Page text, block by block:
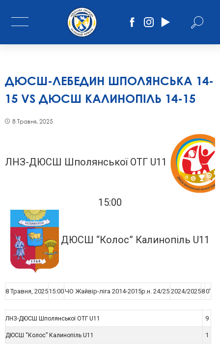
ДЮСШ-ЛЕБЕДИН ШПОЛЯНСЬКА 14-
15 VS ДЮСШ КАЛИНОПІЛЬ 14-15
8 Травня, 2025
ЛНЗ-ДЮСШ Шполянської ОТГ U11
15:00
ДЮСШ “Колос” Калинопіль U11
8 Травня, 202515:00ЧО Жайвір-ліга 2014-2015р.н. 24/25 2024/202580'
ЛНЗ-ДЮСШ Шполянської ОТГ U11 9
ДЮСШ “Колос” Калинопіль U11 1